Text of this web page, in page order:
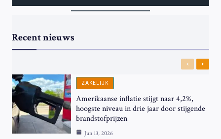
Recent nieuws
Previous
Next
ZAKELIJK
Amerikaanse inflatie stijgt naar 4,2%,
hoogste niveau in drie jaar door stijgende
brandstofprijzen
Jun 13, 2026